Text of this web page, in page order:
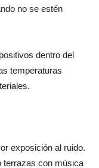
no se estén
dentro del
temperaturas
exposición al ruido.
terrazas con música